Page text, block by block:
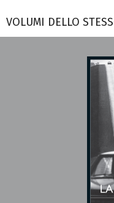
VOLUMI DELLO